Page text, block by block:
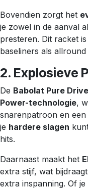
Bovendien zorgt het
je zowel in de aanval
presteren. Dit racket
baseliners als allround
2. Explosieve
De Babolat Pure Drive
Power-technologie,
snarenpatroon en
je hardere slagen
hits.
Daarnaast maakt het
extra stijf, wat
extra inspanning. Of